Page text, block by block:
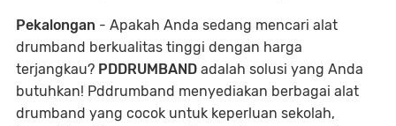
Pekalongan - Apakah Anda sedang mencari alat
drumband berkualitas tinggi dengan harga
terjangkau? PDDRUMBAND adalah solusi yang Anda
butuhkan! Pddrumband menyediakan berbagai alat
drumband yang cocok untuk keperluan sekolah,